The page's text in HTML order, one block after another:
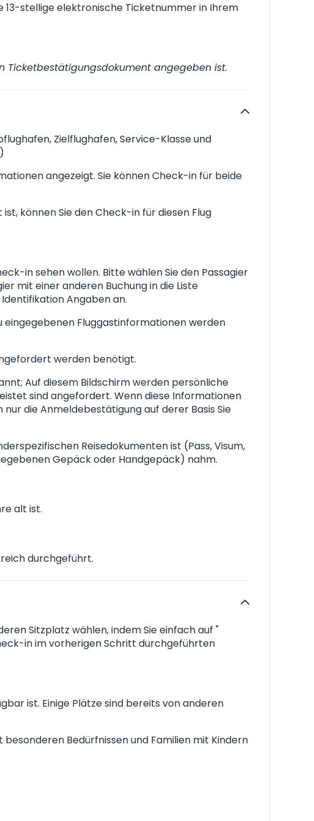
13-stellige elektronische Ticketnummer in Ihrem
Ticketbestätigungsdokument angegeben ist.
Zielflughafen, Service-Klasse und
angezeigt. Sie können Check-in für beide
können Sie den Check-in für diesen Flug
in sehen wollen. Bitte wählen Sie den Passagier
mit einer anderen Buchung in die Liste
Angaben an.
eingegebenen Fluggastinformationen werden
werden benötigt.
Auf diesem Bildschirm werden persönliche
sind angefordert. Wenn diese Informationen
die Anmeldebestätigung auf derer Basis Sie
Reisedokumenten ist (Pass, Visum,
Gepäck oder Handgepäck) nahm.
alt ist.
durchgeführt.
Sitzplatz wählen, indem Sie einfach auf "
in im vorherigen Schritt durchgeführten
ist. Einige Plätze sind bereits von anderen
Bedürfnissen und Familien mit Kindern